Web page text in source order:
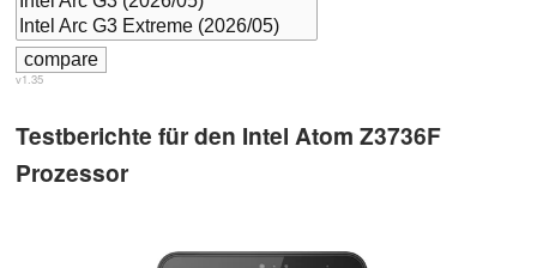
v1.35
Testberichte für den Intel Atom Z3736F
Prozessor